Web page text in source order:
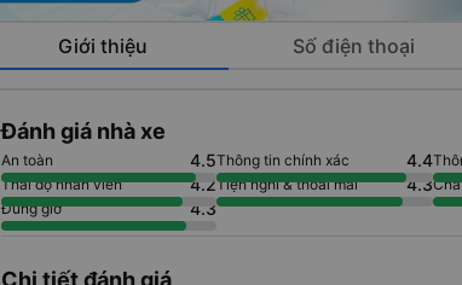
Giới thiệu Số điện thoại
Đánh giá nhà xe
An toàn 4.5Thông tin chính xác 4.4
Thái độ nhân viên 4.2Tiện nghi & thoải mái 4.3
Đúng giờ 4.3
Chi tiết đánh giá